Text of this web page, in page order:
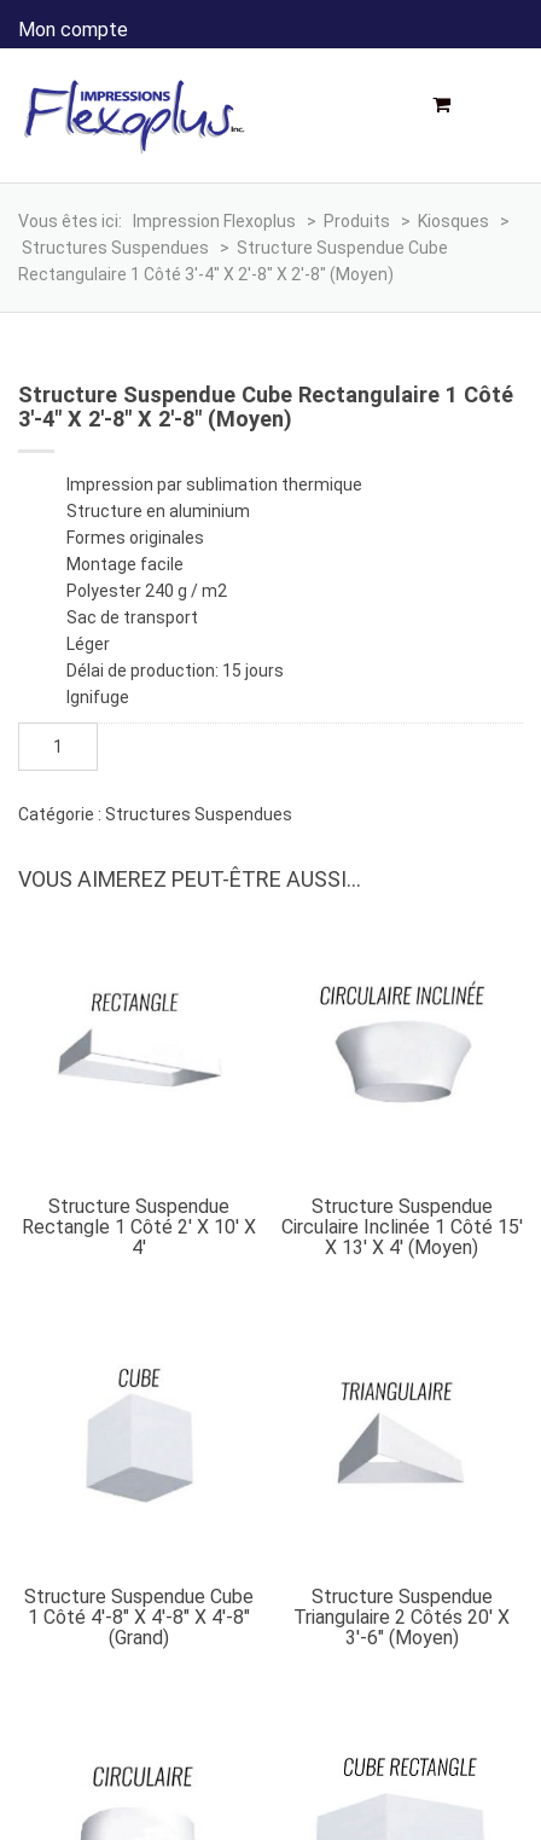
Mon compte
Vous êtes ici: Impression Flexoplus > Produits > Kiosques
>
Structures Suspendues
> Structure Suspendue Cube
Rectangulaire 1 Côté 3′-4″ X 2′-8″ X 2′-8″ (moyen)
Structure Suspendue Cube Rectangulaire 1 Côté
3′-4″ X 2′-8″ X 2′-8″ (moyen)
Impression par sublimation thermique
Structure en aluminium
Formes originales
Montage facile
Polyester 240 g / m2
Sac de transport
Léger
Délai de production: 15 jours
Ignifuge
suspendue
rectangulaire
(moyen)
Catégorie : Structures Suspendues
VOUS AIMEREZ PEUT-ÊTRE AUSSI…
Structure Suspendue
Rectangle 1 Côté 2′ X 10′ X
4′
Structure Suspendue
Circulaire Inclinée 1 Côté 15′
X 13′ X 4′ (moyen)
Structure Suspendue Cube
1 Côté 4′-8″ X 4′-8″ X 4′-8″
(grand)
Structure Suspendue
Triangulaire 2 Côtés 20′ X
3′-6″ (moyen)